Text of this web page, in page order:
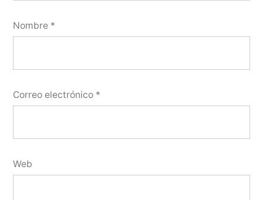
Nombre *
Correo electrónico *
Web